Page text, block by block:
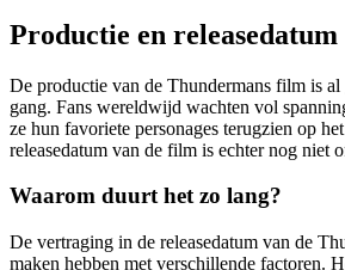
Productie en releasedatum
De productie van de Thundermans film is
gang. Fans wereldwijd wachten vol
ze hun favoriete personages terugzien op
releasedatum van de film is echter nog niet
Waarom duurt het zo lang?
De vertraging in de releasedatum van de
maken hebben met verschillende factoren.